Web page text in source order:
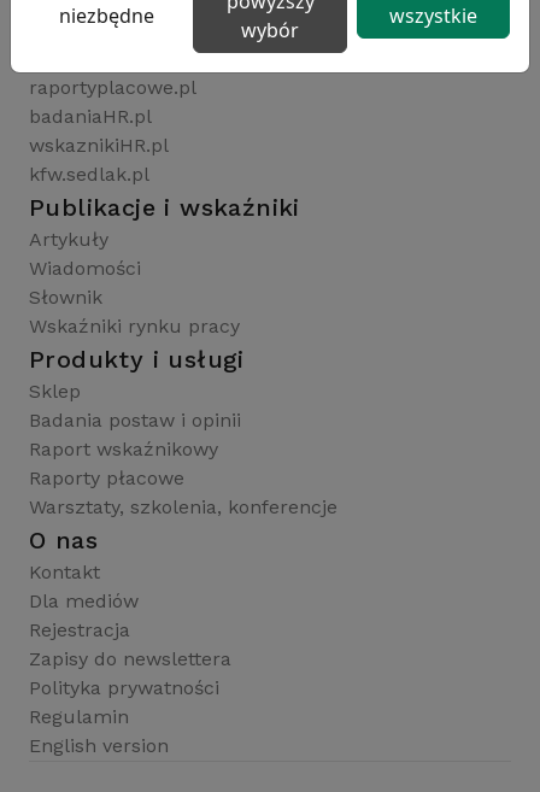
sedlak.pl
raportyplacowe.pl
badaniaHR.pl
wskaznikiHR.pl
kfw.sedlak.pl
Publikacje i wskaźniki
Artykuły
Wiadomości
Słownik
Wskaźniki rynku pracy
Produkty i usługi
Sklep
Badania postaw i opinii
Raport wskaźnikowy
Raporty płacowe
Warsztaty, szkolenia, konferencje
O nas
Kontakt
Dla mediów
Rejestracja
Zapisy do newslettera
Polityka prywatności
Regulamin
English version
niezbędne
wybór
wszystkie